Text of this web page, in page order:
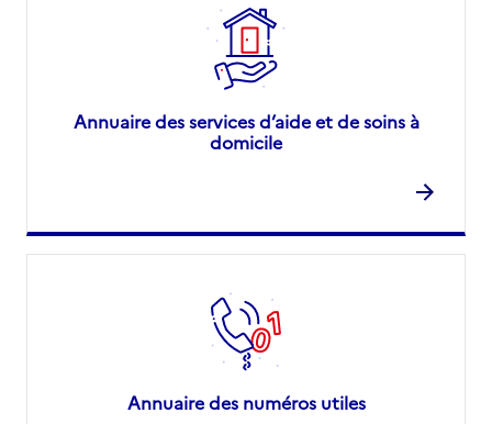
Annuaire des services d’aide et de soins à
domicile
Annuaire des numéros utiles